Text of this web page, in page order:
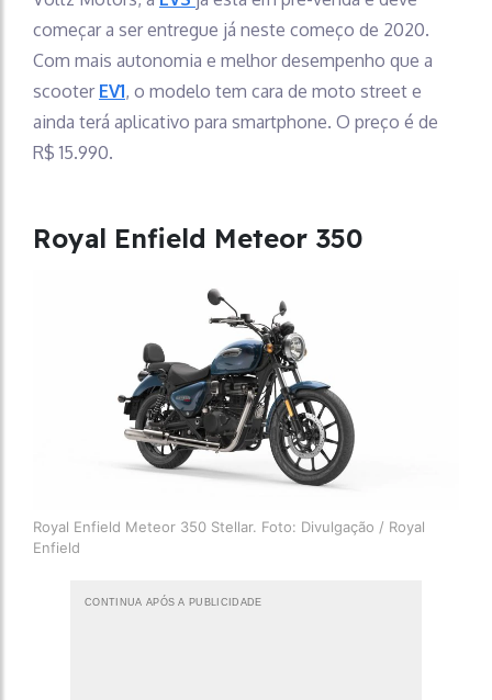
começar a ser entregue já neste começo de 2020.
Com mais autonomia e melhor desempenho que a
scooter EV1, o modelo tem cara de moto street e
ainda terá aplicativo para smartphone. O preço é de
R$ 15.990.
Royal Enfield Meteor 350
Royal Enfield Meteor 350 Stellar. Foto: Divulgação / Royal
Enfield
CONTINUA APÓS A PUBLICIDADE